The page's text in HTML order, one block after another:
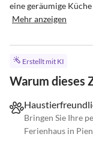
eine geräumige
Mehr anzeigen
Erstellt mit KI
Warum dieses
Bringen Sie Ihre
Ferienhaus in